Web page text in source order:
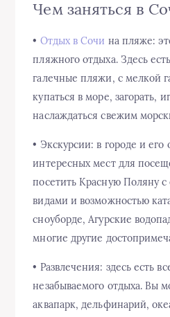
Чем заняться в
• Отдых в Сочи на пляже:
пляжного отдыха. Здесь
галечные пляжи, с мелкой
купаться в море, загорать,
наслаждаться свежим
• Экскурсии: в городе и его
интересных мест для
посетить Красную Поляну
видами и возможностью
сноуборде, Агурские
многие другие
• Развлечения: здесь есть
незабываемого отдыха. Вы
аквапарк, дельфинарий,